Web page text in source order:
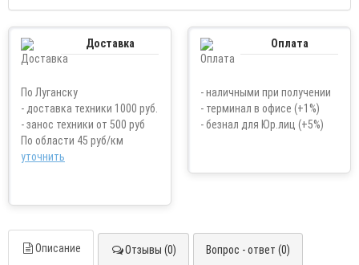
Доставка
По Луганску
- доставка техники 1000 руб.
- занос техники от 500 руб
По области 45 руб/км
уточнить
Оплата
- наличными при получении
- терминал в офисе (+1%)
- безнал для Юр.лиц (+5%)
Описание Отзывы (0) Вопрос - ответ (0)